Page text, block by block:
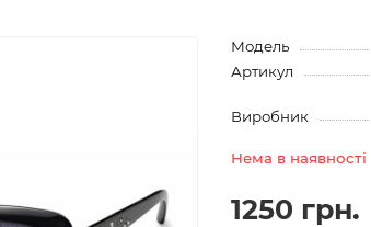
Модель
Артикул
Виробник
Нема в наявності
1250 грн.